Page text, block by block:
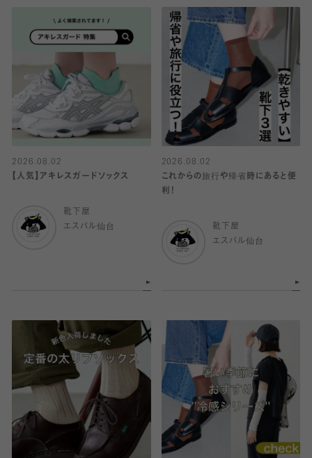
2026.08.02
【人気】アキレスガードソックス
靴下屋
エスパル仙台
2026.08.02
これからの旅行や帰省時にあると便
利！
靴下屋
エスパル仙台